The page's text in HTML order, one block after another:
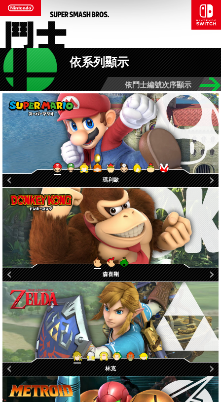
依系列顯示
依鬥士編號次序顯示
瑪利歐
路易吉
碧姬公主
黛西公主
庫巴
瑪利歐醫生
羅潔塔＆奇可
庫巴Jr.
吞食花
森喜剛
狄狄剛
庫魯魯王
林克
希克
薩爾達
年幼林克
加儂多夫
卡通林克